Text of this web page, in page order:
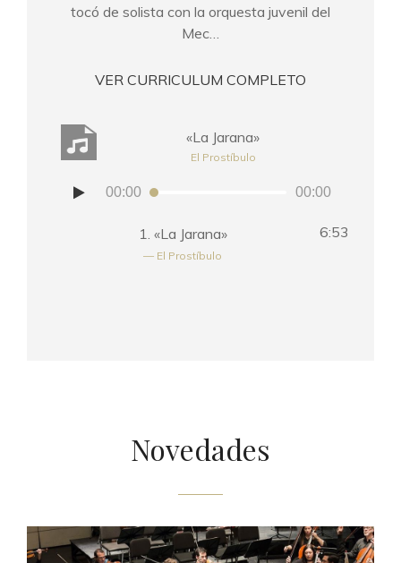
tocó de solista con la orquesta juvenil del
Mec…
VER CURRICULUM COMPLETO
«La Jarana»
El Prostíbulo
audio
00:00 00:00
1. «La Jarana»
— El Prostíbulo
6:53
Novedades